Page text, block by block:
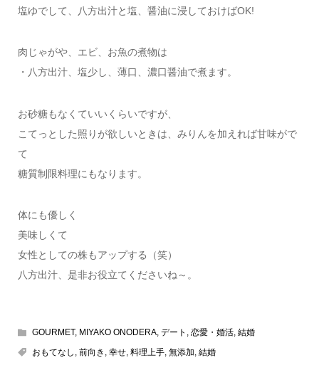
塩ゆでして、八方出汁と塩、醤油に浸しておけばOK!
肉じゃがや、エビ、お魚の煮物は
・八方出汁、塩少し、薄口、濃口醤油で煮ます。
お砂糖もなくていいくらいですが、
こてっとした照りが欲しいときは、みりんを加えれば甘味がで
て
糖質制限料理にもなります。
体にも優しく
美味しくて
女性としての株もアップする（笑）
八方出汁、是非お役立てくださいね～。
GOURMET, MIYAKO ONODERA, デート 恋愛・婚活, 結婚
おもてなし 前向き 幸せ, 料理上手, 無添加 結婚